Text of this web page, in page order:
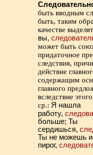
быть вводным
быть, таким
качестве
вы,
может быть
придаточное
следствия,
действие
содержащим
главного
вследствие
ср.: Я нашла
работу,
больше; Ты
сердишься,
Ты не можешь
пирог,